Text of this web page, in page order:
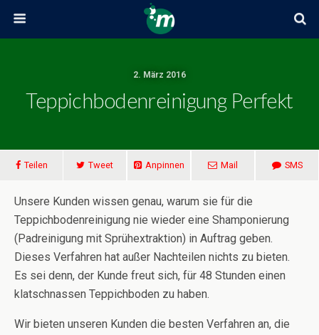
2. März 2016
Teppichbodenreinigung Perfekt
Teilen Tweet Anpinnen Mail SMS
Unsere Kunden wissen genau, warum sie für die
Teppichbodenreinigung nie wieder eine Shamponierung
(Padreinigung mit Sprühextraktion) in Auftrag geben.
Dieses Verfahren hat außer Nachteilen nichts zu bieten.
Es sei denn, der Kunde freut sich, für 48 Stunden einen
klatschnassen Teppichboden zu haben.
Wir bieten unseren Kunden die besten Verfahren an, die